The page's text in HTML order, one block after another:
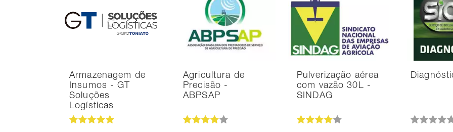
Armazenagem de
Insumos - GT
Soluções
Logísticas
Agricultura de
Precisão -
ABPSAP
Pulverização aérea
com vazão 30L -
SINDAG